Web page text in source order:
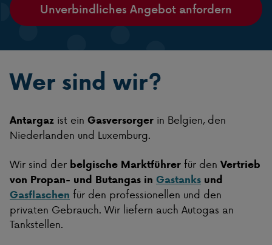
Unverbindliches Angebot anfordern
Wer sind wir?
Antargaz ist ein Gasversorger in Belgien, den
Niederlanden und Luxemburg.
Wir sind der belgische Marktführer für den Vertrieb
von Propan- und Butangas in Gastanks und
Gasflaschen für den professionellen und den
privaten Gebrauch. Wir liefern auch Autogas an
Tankstellen.